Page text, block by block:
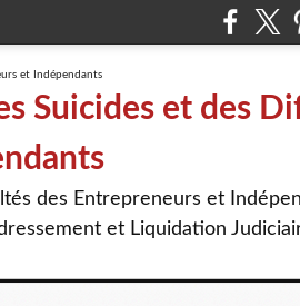
Suicides et des
des Entrepreneurs et
et Liquidation